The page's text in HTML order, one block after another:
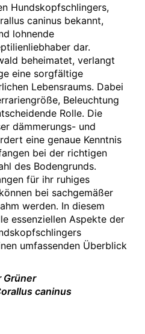
Hundskopfschlingers,
caninus bekannt,
lohnende
dar.
beheimatet, verlangt
eine sorgfältige
Lebensraums. Dabei
Beleuchtung
Rolle. Die
dämmerungs- und
eine genaue Kenntnis
bei der richtigen
des Bodengrunds.
für ihr ruhiges
bei sachgemäßer
werden. In diesem
essenziellen Aspekte der
umfassenden Überblick
Grüner
caninus